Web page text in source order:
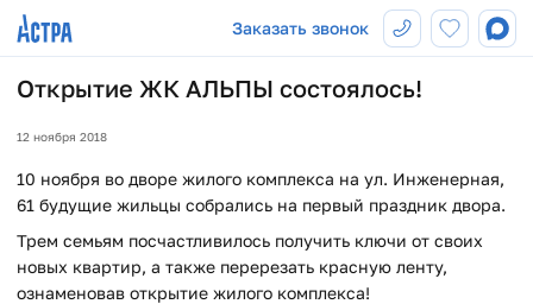
Заказать звонок
Открытие ЖК АЛЬПЫ состоялось!
12 ноября 2018
10 ноября во дворе жилого комплекса на ул. Инженерная,
61 будущие жильцы собрались на первый праздник двора.
Трем семьям посчастливилось получить ключи от своих
новых квартир, а также перерезать красную ленту,
ознаменовав открытие жилого комплекса!